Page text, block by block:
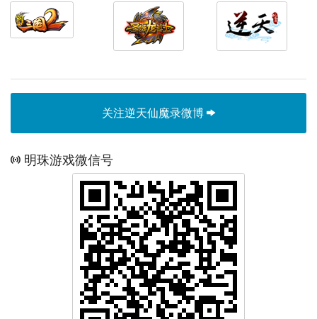
关注逆天仙魔录微博
明珠游戏微信号